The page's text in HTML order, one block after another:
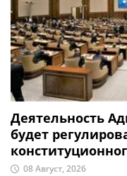
Деятельность
будет
08 Август, 2026